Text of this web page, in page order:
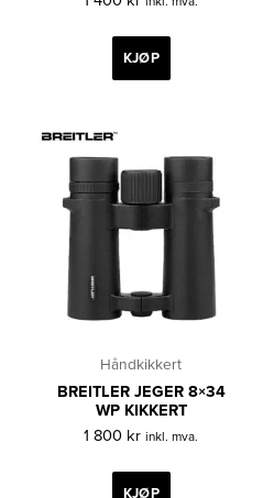
KJØP
Håndkikkert
BREITLER JEGER 8×34
WP KIKKERT
1 800 kr inkl. mva.
KJØP